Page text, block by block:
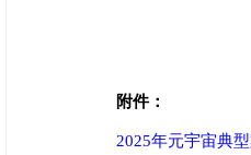
附件：
2025年元宇宙典